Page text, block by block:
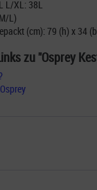
L/XL: 38L
L)
(cm): 79 (h) x 34
zu "Osprey